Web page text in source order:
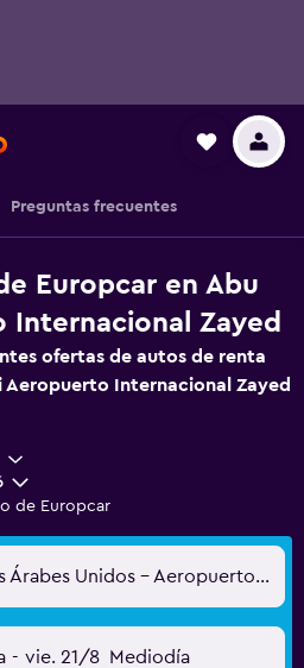
Preguntas frecuentes
Europcar en Abu
Internacional Zayed
ofertas de autos de renta
Aeropuerto Internacional Zayed
de Europcar
Abu Dabi, Emiratos Árabes Unidos - Aeropuerto Internacional Zayed (AUH)
- vie. 21/8 Mediodía